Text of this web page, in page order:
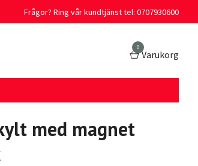
Frågor? Ring vår kundtjänst tel: 0707930600
0
Varukorg
med magnet